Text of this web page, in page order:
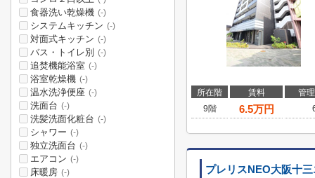
所在階 賃料
管
9階
6.5万円
プレリスNEO大阪十
食器洗い乾燥機 (-)
システムキッチン (-)
対面式キッチン (-)
バス・トイレ別 (-)
追焚機能浴室 (-)
浴室乾燥機 (-)
温水洗浄便座 (-)
洗面台 (-)
洗髪洗面化粧台 (-)
シャワー (-)
独立洗面台 (-)
エアコン (-)
床暖房 (-)